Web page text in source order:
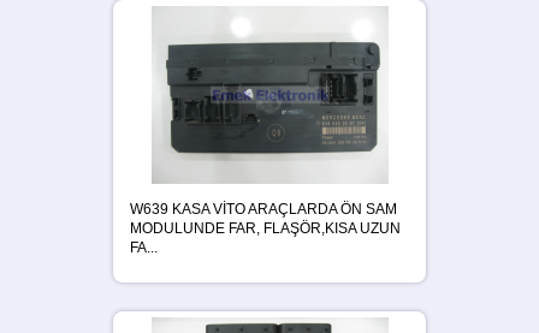
W639 KASA VİTO ARAÇLARDA ÖN SAM
MODULUNDE FAR, FLAŞÖR,KISA UZUN
FA...